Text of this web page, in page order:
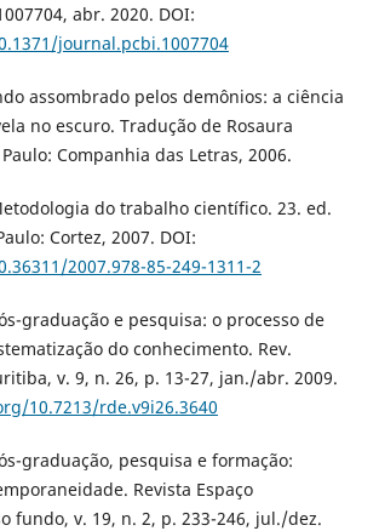
abr. 2020. DOI:
journal.pcbi.1007704
assombrado pelos demônios: a ciência
no escuro. Tradução de Rosaura
Companhia das Letras, 2006.
do trabalho científico. 23. ed.
Cortez, 2007. DOI:
2007.978-85-249-1311-2
graduação e pesquisa: o processo de
do conhecimento. Rev.
v. 9, n. 26, p. 13-27, jan./abr. 2009.
10.7213/rde.v9i26.3640
graduação, pesquisa e formação:
Revista Espaço
fundo, v. 19, n. 2, p. 233-246, jul./dez.